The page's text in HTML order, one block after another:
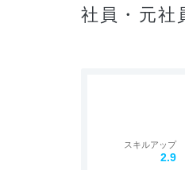
社員・元社
スキルアップ
2.9